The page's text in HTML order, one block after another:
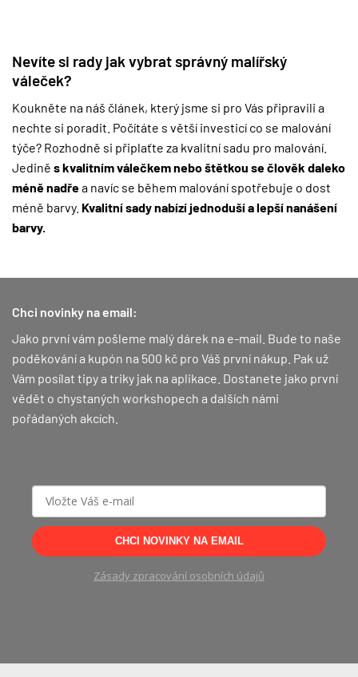
Nevíte si rady jak vybrat správný malířský
váleček?
Koukněte na náš článek, který jsme si pro Vás připravili a
nechte si poradit. Počítáte s větší investicí co se malování
týče? Rozhodně si připlaťte za kvalitní sadu pro malování.
Jedině s kvalitním válečkem nebo štětkou se člověk daleko
méně nadřea navíc se během malování spotřebuje o dost
méně barvy. Kvalitní sady nabízí jednoduší a lepší nanášení
barvy.
Chci novinky na email:
Jako první vám pošleme malý dárek na e-mail. Bude to naše
poděkování a kupón na 500 kč pro Váš první nákup. Pak už
Vám posílat tipy a triky jak na aplikace. Dostanete jako první
vědět o chystaných workshopech a dalších námi
pořádaných akcích.
CHCI NOVINKY NA EMAIL
Zásady zpracování osobních údajů